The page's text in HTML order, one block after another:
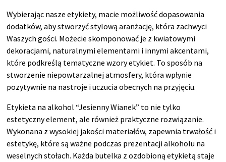
Wybierając nasze etykiety, macie możliwość dopasowania
dodatków, aby stworzyć stylową aranżację, która zachwyci
Waszych gości. Możecie skomponować je z kwiatowymi
dekoracjami, naturalnymi elementami i innymi akcentami,
które podkreślą tematyczne wzory etykiet. To sposób na
stworzenie niepowtarzalnej atmosfery, która wpłynie
pozytywnie na nastroje i uczucia obecnych na przyjęciu.
Etykieta na alkohol “Jesienny Wianek” to nie tylko
estetyczny element, ale również praktyczne rozwiązanie.
Wykonana z wysokiej jakości materiałów, zapewnia trwałość i
estetykę, które są ważne podczas prezentacji alkoholu na
weselnych stołach. Każda butelka z ozdobioną etykietą staje